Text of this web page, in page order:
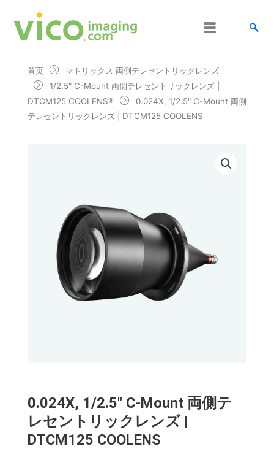
首页
マトリックス 両側テレセントリックレンズ
1/2.5″ C-Mount 両側テレセントリックレンズ |
DTCM125 COOLENS®
0.024X, 1/2.5" C-Mount 両側
テレセントリックレンズ | DTCM125 COOLENS
0.024X, 1/2.5" C-Mount 両側テ
レセントリックレンズ |
DTCM125 COOLENS